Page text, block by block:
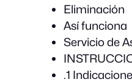
Eliminación
Así funciona
Servicio de
.1